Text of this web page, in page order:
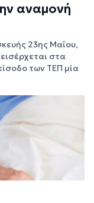
αναμονή
23ης Μαΐου,
στα
των ΤΕΠ μία